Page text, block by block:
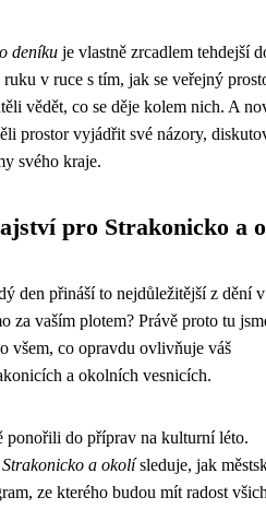
deníku je vlastně zrcadlem tehdejší
v ruce s tím, jak se veřejný
vědět, co se děje kolem nich. A
prostor vyjádřit své názory,
svého kraje.
pro Strakonicko a
den přináší to nejdůležitější z dění v
za vaším plotem? Právě proto tu
všem, co opravdu ovlivňuje váš
a okolních vesnicích.
ponořili do příprav na kulturní léto.
a okolísleduje, jak
ze kterého budou mít radost